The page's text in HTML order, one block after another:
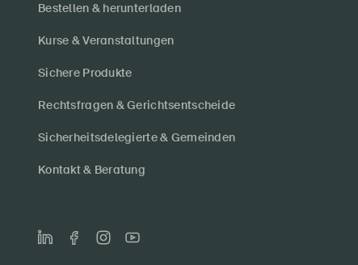
Bestellen & herunterladen
Kurse & Veranstaltungen
Sichere Produkte
Rechtsfragen & Gerichtsentscheide
Sicherheitsdelegierte & Gemeinden
Kontakt & Beratung